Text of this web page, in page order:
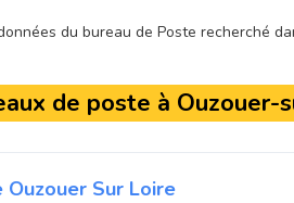
du bureau de Poste recherché
de poste à Ouzouer-
Ouzouer Sur Loire